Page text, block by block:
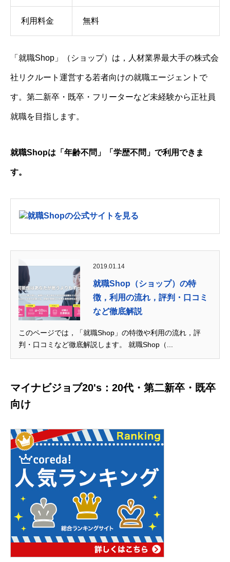
利用料金 無料
「就職Shop」（ショップ）は，人材業界最大手の株式会
社リクルート運営する若者向けの就職エージェントで
す。第二新卒・既卒・フリーターなど未経験から正社員
就職を目指します。
就職Shopは「年齢不問」「学歴不問」で利用できま
す。
就職Shopの公式サイトを見る
2019.01.14
就職Shop（ショップ）の特
徴，利用の流れ，評判・口コミ
など徹底解説
このページでは，「就職Shop」の特徴や利用の流れ，評
判・口コミなど徹底解説します。 就職Shop（...
マイナビジョブ20's：20代・第二新卒・既卒
向け